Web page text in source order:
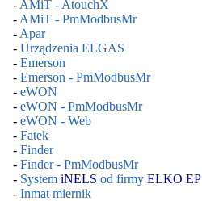
- AMiT - AtouchX
- AMiT - PmModbusMr
- Apar
- Urządzenia ELGAS
- Emerson
- Emerson - PmModbusMr
- eWON
- eWON - PmModbusMr
- eWON - Web
- Fatek
- Finder
- Finder - PmModbusMr
- System iNELS od firmy ELKO EP
- Inmat miernik